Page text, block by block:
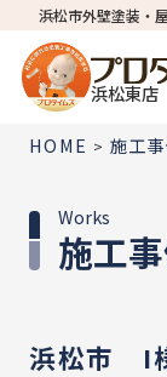
浜松市外壁塗装・
浜松東店
HOME > 施工
施工
Works
浜松市 I